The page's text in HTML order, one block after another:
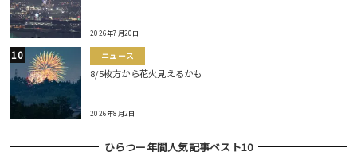
2026年7月20日
ニュース
8/5枚方から花火見えるかも
2026年8月2日
ひらつー年間人気記事ベスト10